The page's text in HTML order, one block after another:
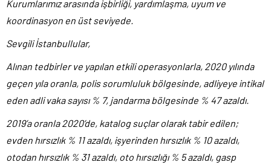
Kurumlarımız arasında işbirliği, yardımlaşma, uyum ve
koordinasyon en üst seviyede.
Sevgili İstanbullular,
Alınan tedbirler ve yapılan etkili operasyonlarla, 2020 yılında
geçen yıla oranla, polis sorumluluk bölgesinde, adliyeye intikal
eden adli vaka sayısı % 7, jandarma bölgesinde % 47 azaldı.
2019’a oranla 2020’de, katalog suçlar olarak tabir edilen;
evden hırsızlık % 11 azaldı, işyerinden hırsızlık % 10 azaldı,
otodan hırsızlık % 31 azaldı, oto hırsızlığı % 5 azaldı, gasp